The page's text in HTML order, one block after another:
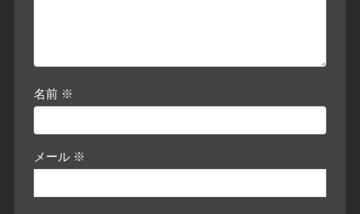
名前 ※
メール ※